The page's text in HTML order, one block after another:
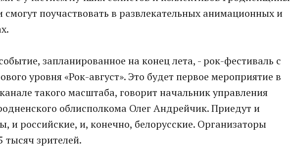
поучаствовать в развлекательных анимационных и
запланированное на конец лета, - рок-фестиваль с
уровня «Рок-август». Это будет первое мероприятие в
такого масштаба, говорит начальник управления
облисполкома Олег Андрейчик. Приедут и
и российские, и, конечно, белорусские. Организаторы
зрителей.